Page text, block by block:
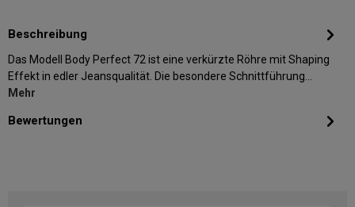
Beschreibung
Das Modell Body Perfect 72 ist eine verkürzte Röhre mit Shaping
Effekt in edler Jeansqualität. Die besondere Schnittführung…
Mehr
Bewertungen